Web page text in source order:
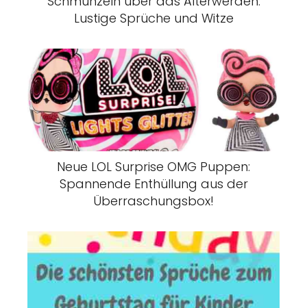
Lustige Sprüche und Witze
Neue LOL Surprise OMG Puppen:
Spannende Enthüllung aus der
Überraschungsbox!